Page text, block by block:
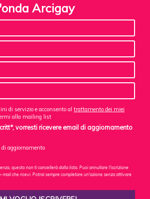
Arcigay
di servizio e acconsento al trattamento dei miei
alla mailing list
vorresti ricevere email di aggiornamento
di aggiornamento
questo non ti cancellerà dalla lista. Puoi annullare l'iscrizione
mail che ricevi. Potrai sempre completare un'azione senza attivare